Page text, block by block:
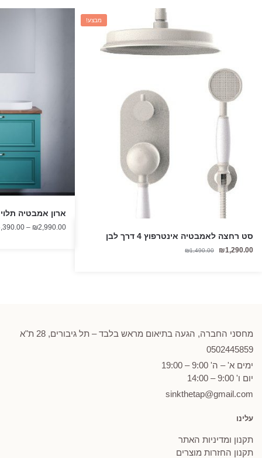
מבצע!
סט רחצה לאמבטיה אינטרפוץ 4 דרך לבן
₪1,490.00
המחיר
₪1,290.00
המחיר
ארון אמבטיה תלוי
₪2,990.00
–
מחסני החברה, הגעה בתיאום מראש בלבד – תל גיבורים, 28 ת"א
0502445859
ימים א' – ה' 9:00 – 19:00
יום ו' 9:00 – 14:00
sinkthetap@gmail.com
עלינו
תקנון ומדיניות האתר
תקנון החזרות מוצרים